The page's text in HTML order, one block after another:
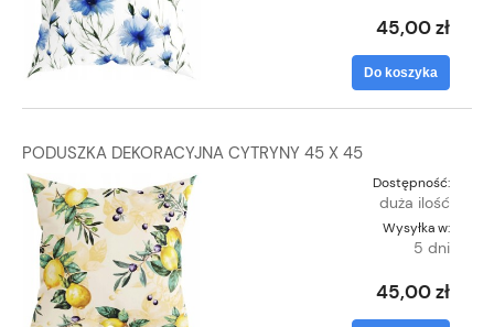
45,00 zł
Do koszyka
PODUSZKA DEKORACYJNA CYTRYNY 45 X 45
Dostępność:
duża ilość
Wysyłka w:
5 dni
45,00 zł